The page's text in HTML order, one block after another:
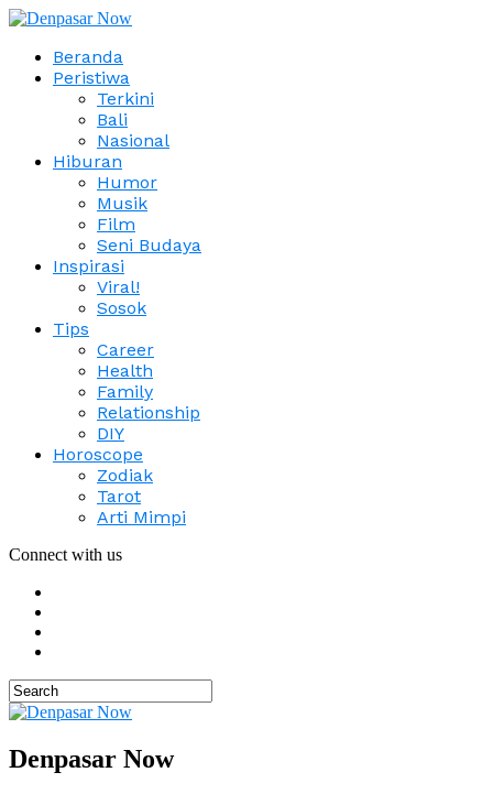
Beranda
Peristiwa
Terkini
Bali
Nasional
Hiburan
Humor
Musik
Film
Seni Budaya
Inspirasi
Viral!
Sosok
Tips
Career
Health
Family
Relationship
DIY
Horoscope
Zodiak
Tarot
Arti Mimpi
Connect with us
Denpasar Now